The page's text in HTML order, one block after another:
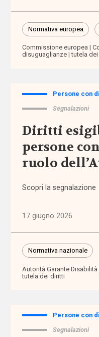
Professioni
(344)
Tutto
Sezioni
Esperienze
Normativa europea
Commissione europea
disuguaglianze
tutela
Persone con
Segnalazioni
Diritti
persone
ruolo
Scopri la segnalazione
17 giugno 2026
Normativa nazionale
Autorità Garante Disabilità
tutela dei diritti
Persone con
Segnalazioni